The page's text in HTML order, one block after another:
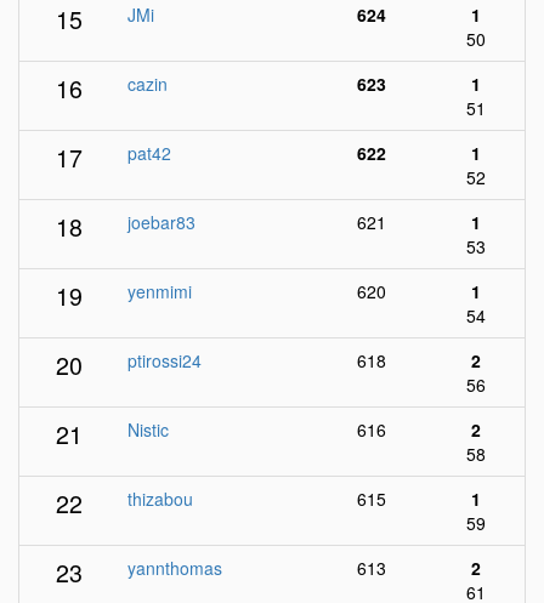
15 JMi 624
1
50
16 cazin 623
1
51
17 pat42 622
1
52
18 joebar83 621
1
53
19 yenmimi 620
1
54
20 ptirossi24 618
2
56
21 Nistic 616
2
58
22 thizabou 615
1
59
23 yannthomas 613
2
61